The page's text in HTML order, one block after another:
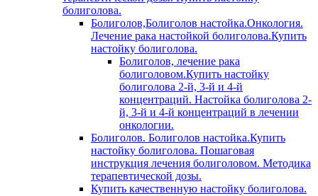
болиголова.
Болиголов,Болиголов настойка.Онкология.
Лечение рака настойкой болиголова.Купить
настойку болиголова.
Болиголов, лечение рака
болиголовом.Купить настойку
болиголова 2-й, 3-й и 4-й
концентраций. Настойка болиголова 2-
й, 3-й и 4-й концентраций в лечении
онкологии.
Болиголов. Болиголов настойка.Купить
настойку болиголова. Пошаговая
инструкция лечения болиголовом. Методика
терапевтической дозы.
Купить качественную настойку болиголова.